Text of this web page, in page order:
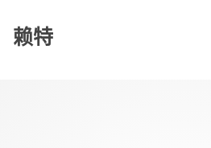
赖特